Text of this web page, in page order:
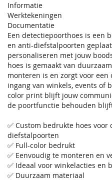
Informatie
Werktekeningen
Documentatie
Een detectiepoorthoes is een
en anti-diefstalpoorten
personaliseren met jouw
hoes is gemaakt van
monteren is en zorgt voor
ingang van winkels, events of
color print blijft jouw
de poortfunctie behouden
✅ Custom bedrukte hoes voor
diefstalpoorten
✅ Full-color bedrukt
✅ Eenvoudig te monteren en
✅ Ideaal voor winkelacties en
✅ Duurzaam materiaal